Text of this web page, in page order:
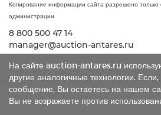
На сайте auction-antares.ru
другие аналогичные технологии. Если,
сообщение, Вы остаетесь на нашем
Вы не возражаете против
Копирование информации сайта разрешено только
администрации
8 800 500 47 14
manager@auction-antares.ru